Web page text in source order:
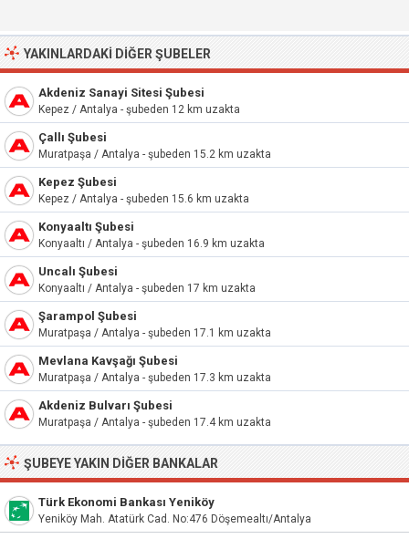
YAKINLARDAKI DIĞER ŞUBELER
Akdeniz Sanayi Sitesi Şubesi
Kepez / Antalya - şubeden 12 km uzakta
Çallı Şubesi
Muratpaşa / Antalya - şubeden 15.2 km uzakta
Kepez Şubesi
Kepez / Antalya - şubeden 15.6 km uzakta
Konyaaltı Şubesi
Konyaaltı / Antalya - şubeden 16.9 km uzakta
Uncalı Şubesi
Konyaaltı / Antalya - şubeden 17 km uzakta
Şarampol Şubesi
Muratpaşa / Antalya - şubeden 17.1 km uzakta
Mevlana Kavşağı Şubesi
Muratpaşa / Antalya - şubeden 17.3 km uzakta
Akdeniz Bulvarı Şubesi
Muratpaşa / Antalya - şubeden 17.4 km uzakta
ŞUBEYE YAKIN DIĞER BANKALAR
Türk Ekonomi Bankası Yeniköy
Yeniköy Mah. Atatürk Cad. No:476 Döşemealtı/Antalya